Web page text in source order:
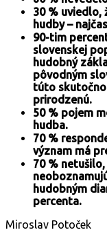
30 % uviedlo,
hudby –
90-tim
slovenskej
hudobný
pôvodným
túto
prirodzenú.
50 % pojem
hudba.
70 %
význam má
70 %
hudobným
percenta.
Miroslav Potoček